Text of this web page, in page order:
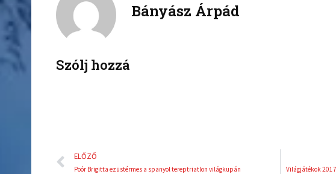
b
t
Bányász Árpád
Szólj hozzá
Előző
ELŐZŐ
Poór Brigitta ezüstérmes a spanyol tereptriatlon világkupán Világjátékok